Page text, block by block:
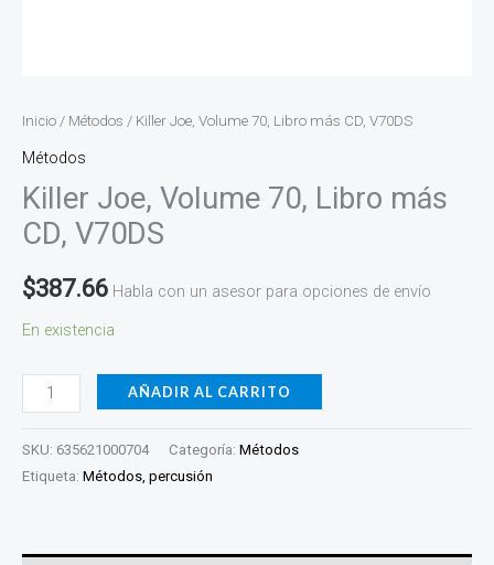
Inicio / Métodos / Killer Joe, Volume 70, Libro más CD, V70DS
Métodos
Killer Joe, Volume 70, Libro más
CD, V70DS
$387.66 Habla con un asesor para opciones de envío
En existencia
AÑADIR AL CARRITO
SKU: 635621000704 Categoría: Métodos
Etiqueta: Métodos, percusión